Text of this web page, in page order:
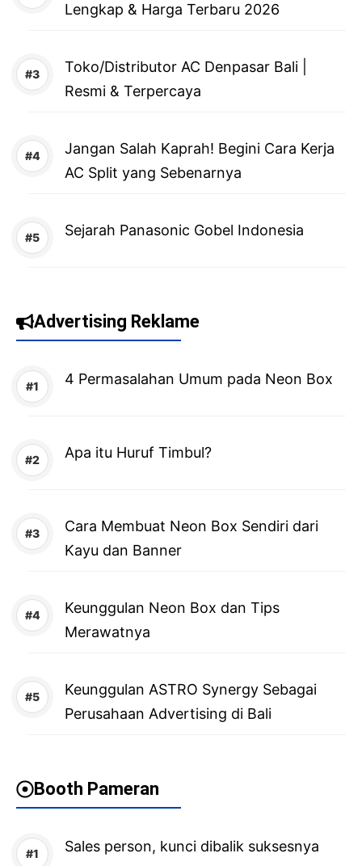
Lengkap & Harga Terbaru 2026
Toko/Distributor AC Denpasar Bali |
Resmi & Terpercaya
Jangan Salah Kaprah! Begini Cara Kerja
AC Split yang Sebenarnya
Sejarah Panasonic Gobel Indonesia
Advertising Reklame
4 Permasalahan Umum pada Neon Box
Apa itu Huruf Timbul?
Cara Membuat Neon Box Sendiri dari
Kayu dan Banner
Keunggulan Neon Box dan Tips
Merawatnya
Keunggulan ASTRO Synergy Sebagai
Perusahaan Advertising di Bali
Booth Pameran
Sales person, kunci dibalik suksesnya